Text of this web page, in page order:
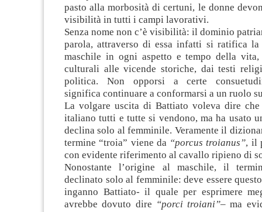
pasto alla morbosità di certuni, le donne
visibilità in tutti i campi lavorativi.
Senza nome non c’è visibilità: il dominio
parola, attraverso di essa infatti si ratifica la
maschile in ogni aspetto e tempo della
culturali alle vicende storiche, dai testi
politica. Non opporsi a certe
significa continuare a conformarsi a un ruolo
La volgare uscita di Battiato voleva dire che
italiano tutti e tutte si vendono, ma ha usato
declina solo al femminile. Veramente il
termine “troia” viene da “porcus troianus”, il
con evidente riferimento al cavallo ripieno di
Nonostante l’origine al maschile, il
declinato solo al femminile: deve essere
inganno Battiato- il quale per esprimere
avrebbe dovuto dire “porci troiani”– ma